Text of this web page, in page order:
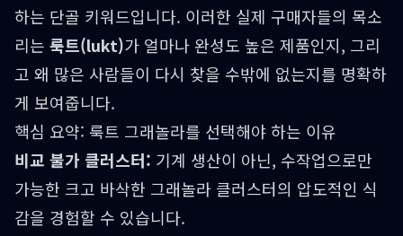
하는 단골 키워드입니다. 이러한 실제 구매자들의 목소
리는 룩트(lukt)가 얼마나 완성도 높은 제품인지, 그리
고 왜 많은 사람들이 다시 찾을 수밖에 없는지를 명확하
게 보여줍니다.
핵심 요약: 룩트 그래놀라를 선택해야 하는 이유
비교 불가 클러스터: 기계 생산이 아닌, 수작업으로만
가능한 크고 바삭한 그래놀라 클러스터의 압도적인 식
감을 경험할 수 있습니다.